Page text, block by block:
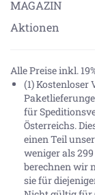
MAGAZIN
Aktionen
Alle Preise inkl.
(1) Kostenloser
für
Österreichs.
einen Teil
weniger als
berechnen wir
sie für